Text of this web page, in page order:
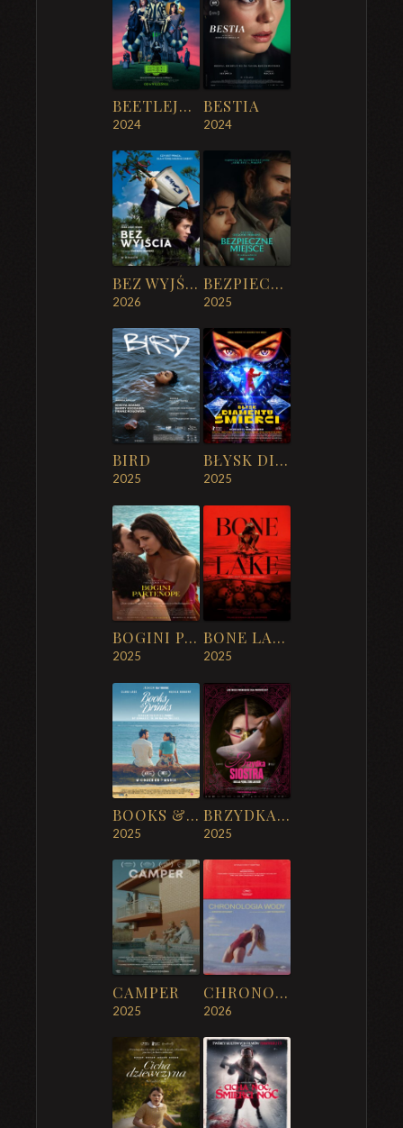
BEETLEJUICE BEETLEJUICE
2024
BESTIA
2024
BEZ WYJŚCIA
2026
BEZPIECZNE MIEJSCE
2025
BIRD
2025
BŁYSK DIAMENTU ŚMIERCI
2025
BOGINI PARTENOPE
2025
BONE LAKE
2025
BOOKS & DRINKS
2025
BRZYDKA SIOSTRA
2025
CAMPER
2025
CHRONOLOGIA WODY
2026